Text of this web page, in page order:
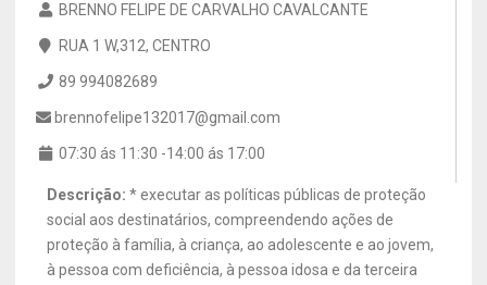
BRENNO FELIPE DE CARVALHO CAVALCANTE
RUA 1 W,312, CENTRO
89 994082689
brennofelipe132017@gmail.com
07:30 ás 11:30 -14:00 ás 17:00
Descrição: * executar as políticas públicas de proteção
social aos destinatários, compreendendo ações de
proteção à família, à criança, ao adolescente e ao jovem,
à pessoa com deficiência, à pessoa idosa e da terceira